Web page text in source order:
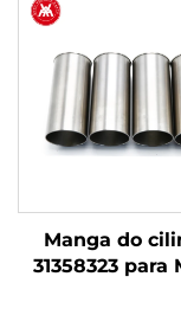
Perkins 1103A-
Manga do
31358323 para